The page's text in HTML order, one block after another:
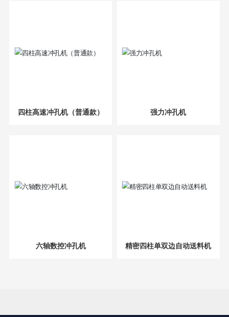
四柱高速冲孔机（普通款） 强力冲孔机
六轴数控冲孔机 精密四柱单双边自动送料机